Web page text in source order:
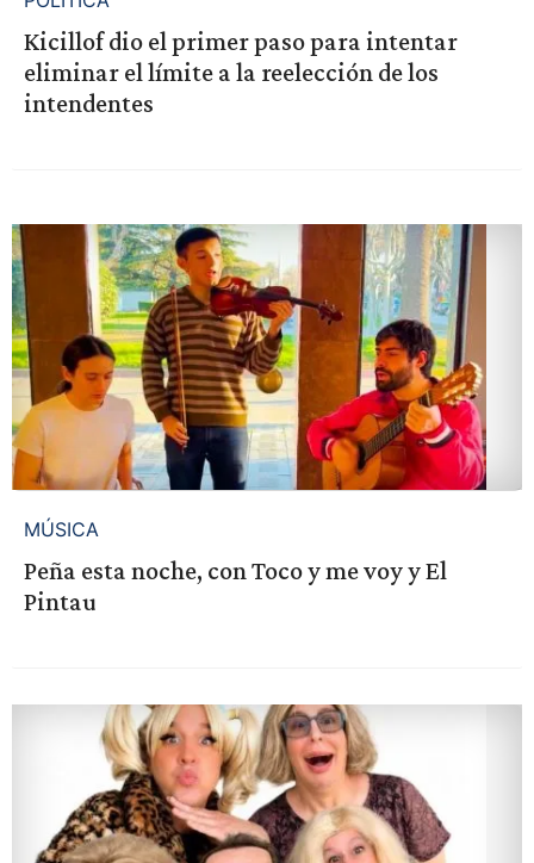
Kicillof dio el primer paso para intentar
eliminar el límite a la reelección de los
intendentes
MÚSICA
Peña esta noche, con Toco y me voy y El
Pintau